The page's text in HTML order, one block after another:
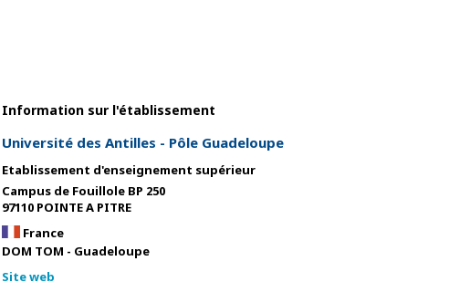
Information sur l'établissement
Université des Antilles - Pôle Guadeloupe
Etablissement d'enseignement supérieur
Campus de Fouillole BP 250
97110 POINTE A PITRE
France
DOM TOM - Guadeloupe
Site web